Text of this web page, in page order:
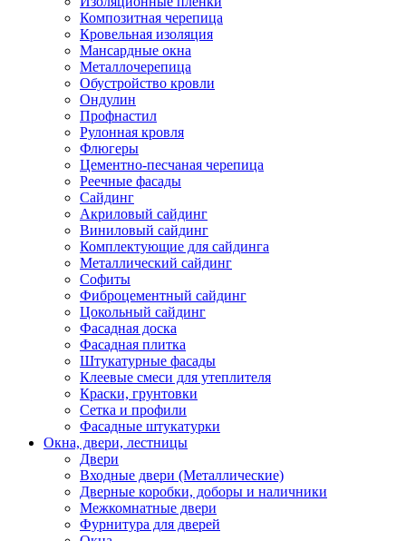
Композитная черепица
Кровельная изоляция
Мансардные окна
Металлочерепица
Обустройство кровли
Ондулин
Профнастил
Рулонная кровля
Флюгеры
Цементно-песчаная черепица
Реечные фасады
Сайдинг
Акриловый сайдинг
Виниловый сайдинг
Комплектующие для сайдинга
Металлический сайдинг
Софиты
Фиброцементный сайдинг
Цокольный сайдинг
Фасадная доска
Фасадная плитка
Штукатурные фасады
Клеевые смеси для утеплителя
Краски, грунтовки
Сетка и профили
Фасадные штукатурки
Окна, двери, лестницы
Двери
Входные двери (Металлические)
Дверные коробки, доборы и наличники
Межкомнатные двери
Фурнитура для дверей